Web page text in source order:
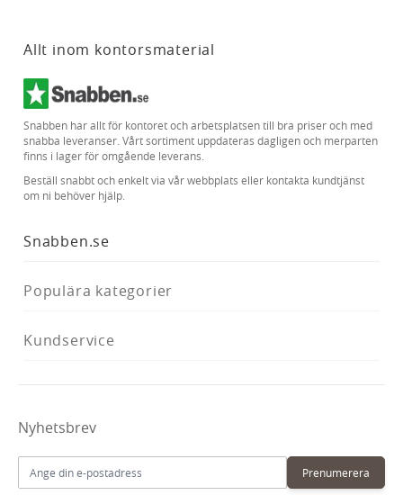
Allt inom kontorsmaterial
Snabben har allt för kontoret och arbetsplatsen till bra priser och med
snabba leveranser. Vårt sortiment uppdateras dagligen och merparten
finns i lager för omgående leverans.
Beställ snabbt och enkelt via vår webbplats eller kontakta kundtjänst
om ni behöver hjälp.
Snabben.se
Populära kategorier
Kundservice
Nyhetsbrev
Prenumerera